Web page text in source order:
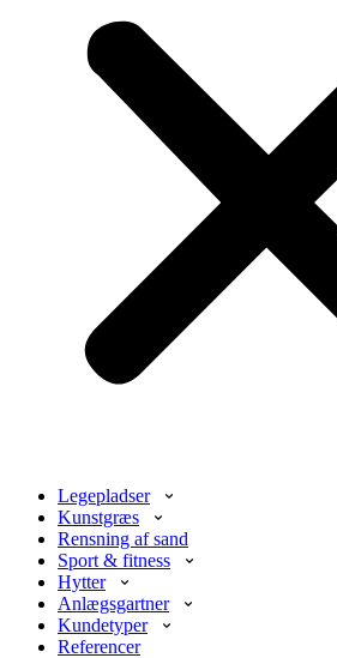
Legepladser
Kunstgræs
Rensning af sand
Sport & fitness
Hytter
Anlægsgartner
Kundetyper
Referencer